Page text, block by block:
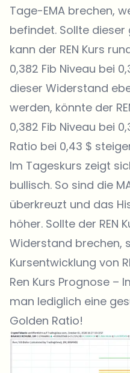
Tage-EMA brechen,
befindet. Sollte
kann der REN Kurs
0,382 Fib Niveau bei
dieser Widerstand
werden, könnte der
0,382 Fib Niveau bei
Ratio bei 0,43 $
Im Tageskurs zeigt
bullisch. So sind die
überkreuzt und das
höher. Sollte der REN
Widerstand brechen,
Kursentwicklung von
Ren Kurs Prognose –
man lediglich eine
Golden Ratio!